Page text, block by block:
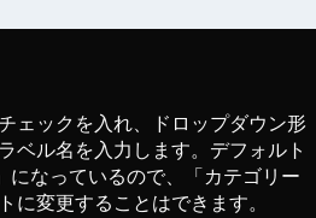
ックを入れ、ドロップダウン形
ベル名を入力します。デフォルト
なっているので、「カテゴリー
に変更することはできます。